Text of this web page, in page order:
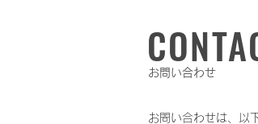
お問い合わせ
お問い合わせは、以